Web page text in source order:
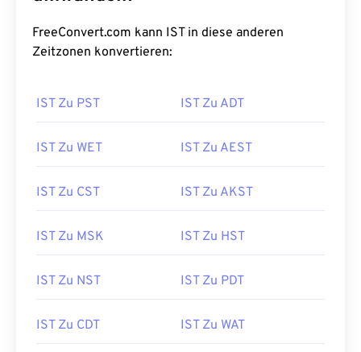
FreeConvert.com kann IST in diese anderen
Zeitzonen konvertieren:
IST Zu PST IST Zu ADT
IST Zu WET IST Zu AEST
IST Zu CST IST Zu AKST
IST Zu MSK IST Zu HST
IST Zu NST IST Zu PDT
IST Zu CDT IST Zu WAT